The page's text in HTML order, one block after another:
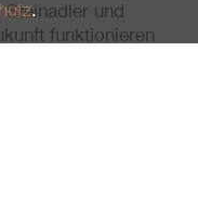
Steinadler und
funktionieren
.